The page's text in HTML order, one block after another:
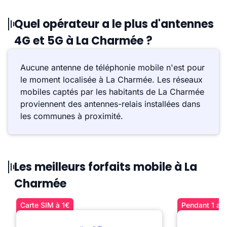
Quel opérateur a le plus d'antennes
4G et 5G à La Charmée ?
Aucune antenne de téléphonie mobile n'est pour
le moment localisée à La Charmée. Les réseaux
mobiles captés par les habitants de La Charmée
proviennent des antennes-relais installées dans
les communes à proximité.
Les meilleurs forfaits mobile à La
Charmée
Carte SIM à 1€ Pendant 1